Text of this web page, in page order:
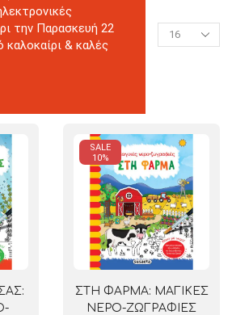
την Παρασκευή 22
& καλές
SALE
10%
ΣΤΗ ΦΑΡΜΑ: ΜΑΓΙΚΕΣ
ΝΕΡΟ-ΖΩΓΡΑΦΙΕΣ